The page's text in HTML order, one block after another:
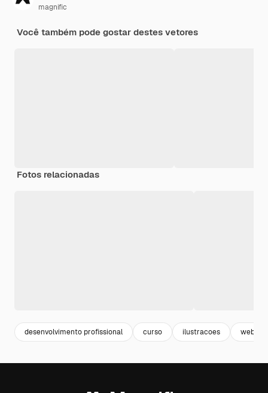
magnific
Você também pode gostar destes vetores
Fotos relacionadas
desenvolvimento profissional curso ilustracoes webinar